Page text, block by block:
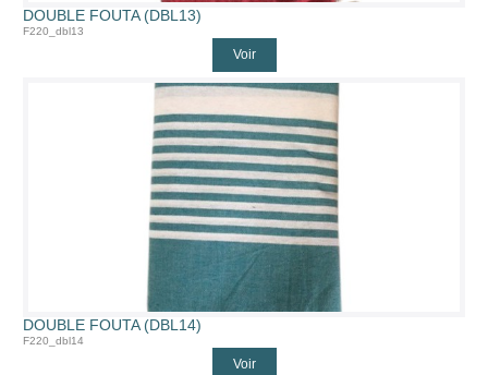
DOUBLE FOUTA (DBL13)
F220_dbl13
Voir
DOUBLE FOUTA (DBL14)
F220_dbl14
Voir